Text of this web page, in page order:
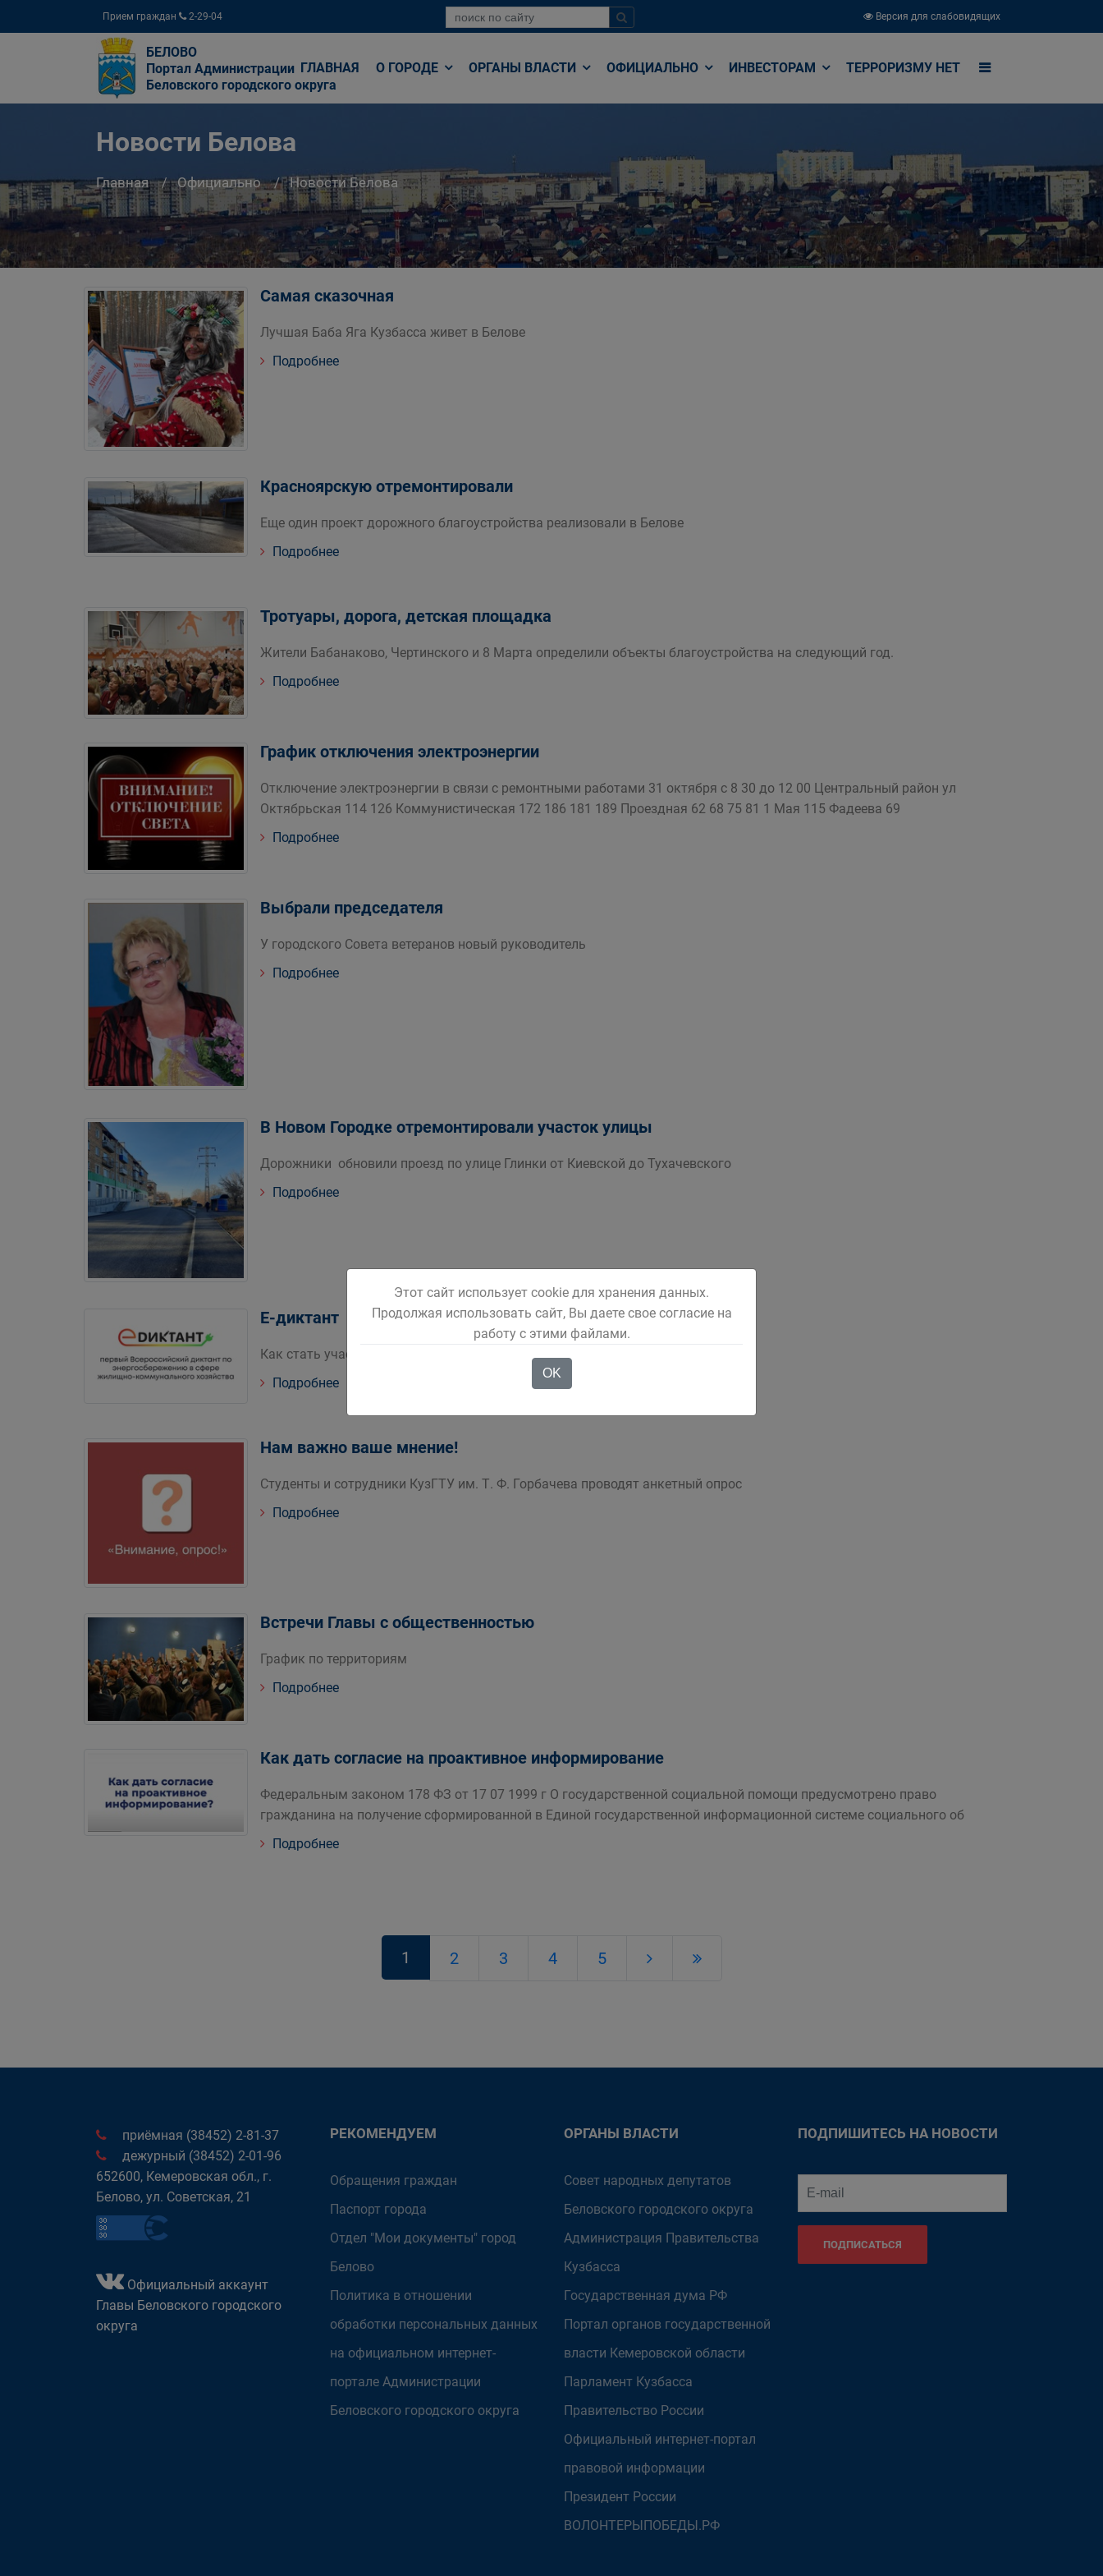
Прием граждан 2-29-04 Версия для слабовидящих
БЕЛОВО
Портал Администрации
Беловского городского округа
ГЛАВНАЯ О ГОРОДЕ ОРГАНЫ ВЛАСТИ ОФИЦИАЛЬНО ИНВЕСТОРАМ ТЕРРОРИЗМУ НЕТ
Новости Белова
Главная Официально Новости Белова
Самая сказочная
Лучшая Баба Яга Кузбасса живет в Белове
Подробнее
Красноярскую отремонтировали
Еще один проект дорожного благоустройства реализовали в Белове
Подробнее
Тротуары, дорога, детская площадка
Жители Бабанаково, Чертинского и 8 Марта определили объекты благоустройства на следующий год.
Подробнее
График отключения электроэнергии
Отключение электроэнергии в связи с ремонтными работами 31 октября с 8 30 до 12 00 Центральный район ул
Октябрьская 114 126 Коммунистическая 172 186 181 189 Проездная 62 68 75 81 1 Мая 115 Фадеева 69
Подробнее
Выбрали председателя
У городского Совета ветеранов новый руководитель
Подробнее
В Новом Городке отремонтировали участок улицы
Дорожники обновили проезд по улице Глинки от Киевской до Тухачевского
Подробнее
Е-диктант
Как стать участником тестирования по энергосбережению?
Подробнее
Нам важно ваше мнение!
Студенты и сотрудники КузГТУ им. Т. Ф. Горбачева проводят анкетный опрос
Подробнее
Встречи Главы с общественностью
График по территориям
Подробнее
Как дать согласие на проактивное информирование
Федеральным законом 178 ФЗ от 17 07 1999 г О государственной социальной помощи предусмотрено право
гражданина на получение сформированной в Единой государственной информационной системе социального об
Подробнее
1 2 3 4 5
приёмная (38452) 2-81-37
дежурный (38452) 2-01-96
652600, Кемеровская обл., г.
Белово, ул. Советская, 21
Официальный аккаунт
Главы Беловского городского
округа
РЕКОМЕНДУЕМ
Обращения граждан
Паспорт города
Отдел "Мои документы" город
Белово
Политика в отношении
обработки персональных данных
на официальном интернет-
портале Администрации
Беловского городского округа
ОРГАНЫ ВЛАСТИ
Совет народных депутатов
Беловского городского округа
Администрация Правительства
Кузбасса
Государственная дума РФ
Портал органов государственной
власти Кемеровской области
Парламент Кузбасса
Правительство России
Официальный интернет-портал
правовой информации
Президент России
ВОЛОНТЕРЫПОБЕДЫ.РФ
ПОДПИШИТЕСЬ НА НОВОСТИ
ПОДПИСАТЬСЯ
Этот сайт использует cookie для хранения данных.
Продолжая использовать сайт, Вы даете свое согласие на
работу с этими файлами.
OK